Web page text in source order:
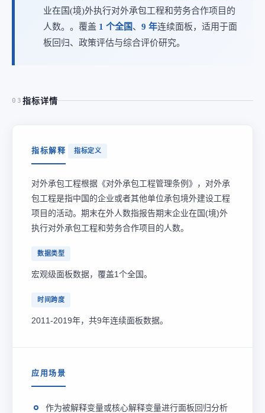
业在国(境)外执行对外承包工程和劳务合作项目的
人数。。覆盖 1 个全国、 9 年连续面板，适用于面
板回归、政策评估与综合评价研究。
03 指标详情
指标解释 指标定义
对外承包工程根据《对外承包工程管理条例》，对外承
包工程是指中国的企业或者其他单位承包境外建设工程
项目的活动。期末在外人数指报告期末企业在国(境)外
执行对外承包工程和劳务合作项目的人数。
数据类型
宏观级面板数据，覆盖1个全国。
时间跨度
2011-2019年，共9年连续面板数据。
应用场景
作为被解释变量或核心解释变量进行面板回归分析